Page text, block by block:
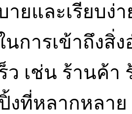
ายและเรียบง่
การเข้าถึงสิ่
ว เช่น ร้านค้
งที่หลากหลา